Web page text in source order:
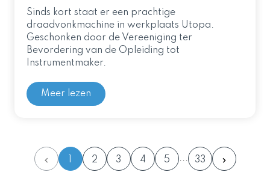
Sinds kort staat er een prachtige
draadvonkmachine in werkplaats Utopa.
Geschonken door de Vereeniging ter
Bevordering van de Opleiding tot
Instrumentmaker.
Meer lezen
2 3 4 5 33